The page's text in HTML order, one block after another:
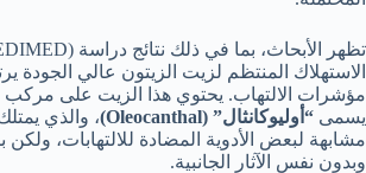
الاستهلاك المنتظم لزيت الزيتون عالي الجودة
مؤشرات الالتهاب. يحتوي هذا الزيت على
يسمى “أوليوكانثال” (Oleocanthal)
، والذي
مشابهة لبعض الأدوية المضادة للالتهابات،
وبدون نفس الآثار الجانبية.